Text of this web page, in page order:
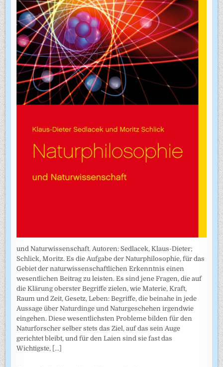
und Naturwissenschaft. Autoren: Sedlacek, Klaus-Dieter;
Schlick, Moritz. Es die Aufgabe der Naturphilosophie, für das
Gebiet der naturwissenschaftlichen Erkenntnis einen
wesentlichen Beitrag zu leisten. Es sind jene Fragen, die auf
die Klärung oberster Begriffe zielen, wie Materie, Kraft,
Raum und Zeit, Gesetz, Leben: Begriffe, die beinahe in jede
Aussage über Naturdinge und Naturgeschehen irgendwie
eingehen. Diese wesentlichsten Probleme bilden für den
Naturforscher selber stets das Ziel, auf das sein Auge
gerichtet bleibt, und für den Laien sind sie fast das
Wichtigste, [...]